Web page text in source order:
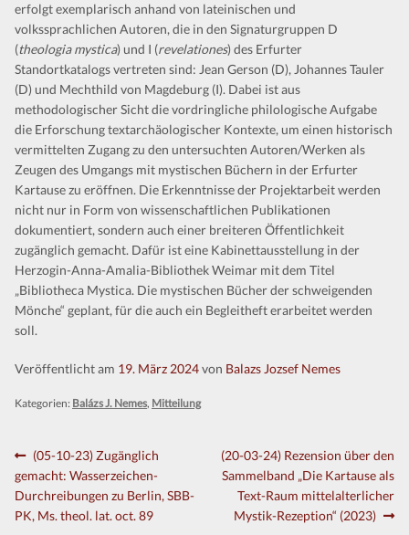
erfolgt exemplarisch anhand von lateinischen und
volkssprachlichen Autoren, die in den Signaturgruppen D
(theologia mystica) und I (revelationes) des Erfurter
Standortkatalogs vertreten sind: Jean Gerson (D), Johannes Tauler
(D) und Mechthild von Magdeburg (I). Dabei ist aus
methodologischer Sicht die vordringliche philologische Aufgabe
die Erforschung textarchäologischer Kontexte, um einen historisch
vermittelten Zugang zu den untersuchten Autoren/Werken als
Zeugen des Umgangs mit mystischen Büchern in der Erfurter
Kartause zu eröffnen. Die Erkenntnisse der Projektarbeit werden
nicht nur in Form von wissenschaftlichen Publikationen
dokumentiert, sondern auch einer breiteren Öffentlichkeit
zugänglich gemacht. Dafür ist eine Kabinettausstellung in der
Herzogin-Anna-Amalia-Bibliothek Weimar mit dem Titel
„Bibliotheca Mystica. Die mystischen Bücher der schweigenden
Mönche“ geplant, für die auch ein Begleitheft erarbeitet werden
soll.
Veröffentlicht am 19. März 2024von Balazs Jozsef Nemes
Kategorien: Balázs J. Nemes, Mitteilung
Beitragsnavigation
Vorheriger
Beitrag:
(05-10-23) Zugänglich
gemacht: Wasserzeichen-
Durchreibungen zu Berlin, SBB-
PK, Ms. theol. lat. oct. 89
Nächster
Beitrag:
(20-03-24) Rezension über den
Sammelband „Die Kartause als
Text-Raum mittelalterlicher
Mystik-Rezeption“ (2023)